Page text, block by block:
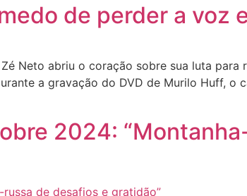
de perder a voz
Neto abriu o coração sobre sua luta
a gravação do DVD de Murilo Huff, o
2024: